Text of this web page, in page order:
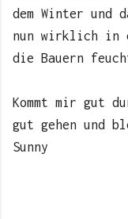
dem Winter und
nun wirklich in
die Bauern
Kommt mir gut
gut gehen und
Sunny